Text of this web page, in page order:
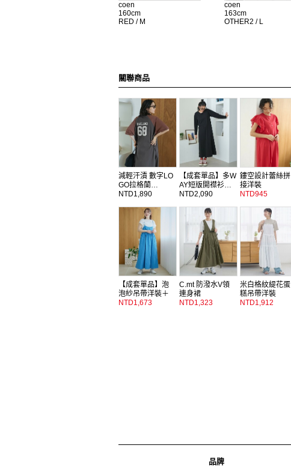
coen
160cm
RED / M
coen
163cm
OTHER2 / L
關聯商品
減輕汗漬 數字LO
GO拉格蘭…
NTD1,890
【成套單品】多W
AY短版開襟衫…
NTD2,090
鏤空設計蕾絲拼
接洋裝
NTD945
【成套單品】泡
泡紗吊帶洋裝＋
法…
NTD1,673
C.mt 防潑水V領
連身裙
NTD1,323
米白格紋緹花蛋
糕吊帶洋裝
NTD1,912
品牌